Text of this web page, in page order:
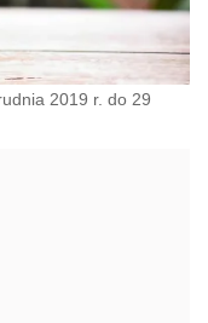
2019 r. do 29